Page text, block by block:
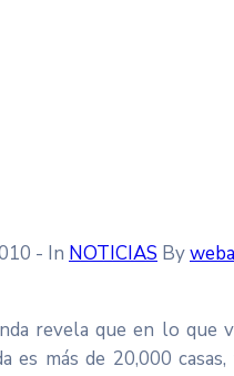
- In NOTICIAS By
revela que en lo que
es más de 20,000